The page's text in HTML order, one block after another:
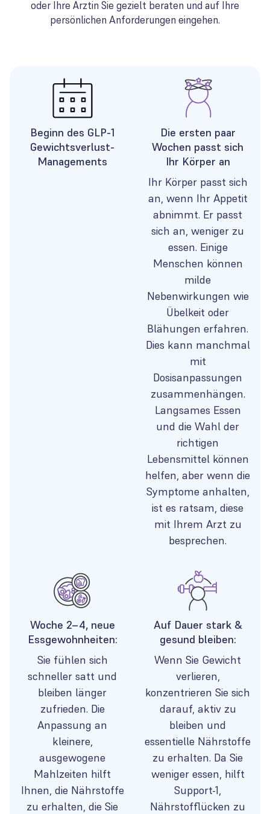
oder Ihre Ärztin Sie gezielt beraten und auf Ihre
persönlichen Anforderungen eingehen.
Beginn des GLP-1
Gewichtsverlust-
Managements
Ihr Körper passt sich
an, wenn Ihr Appetit
abnimmt. Er passt
sich an, weniger zu
essen. Einige
Menschen können
milde
Nebenwirkungen wie
Übelkeit oder
Blähungen erfahren.
Dies kann manchmal
mit
Dosisanpassungen
zusammenhängen.
Langsames Essen
und die Wahl der
richtigen
Lebensmittel können
helfen, aber wenn die
Symptome anhalten,
ist es ratsam, diese
mit Ihrem Arzt zu
besprechen.
Die ersten paar
Wochen passt sich
Ihr Körper an
Sie fühlen sich
schneller satt und
bleiben länger
zufrieden. Die
Anpassung an
kleinere,
ausgewogene
Mahlzeiten hilft
Ihnen, die Nährstoffe
zu erhalten, die Sie
Woche 2–4, neue
Essgewohnheiten:
Wenn Sie Gewicht
verlieren,
konzentrieren Sie sich
darauf, aktiv zu
bleiben und
essentielle Nährstoffe
zu erhalten. Da Sie
weniger essen, hilft
Support-1,
Nährstofflücken zu
Auf Dauer stark &
gesund bleiben: